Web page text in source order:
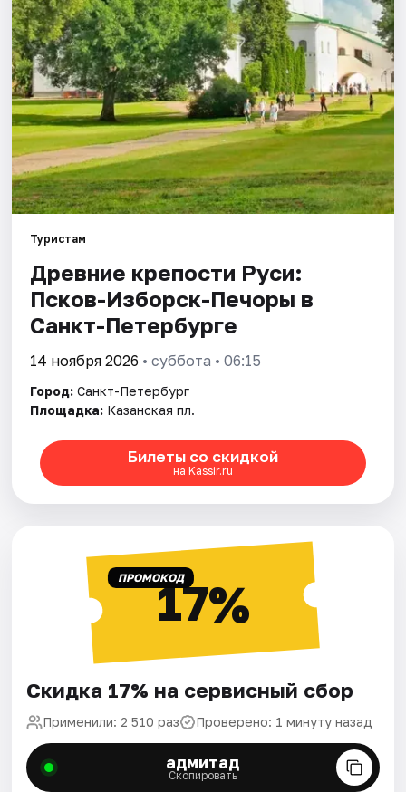
Артисты
Рейтинги
Туристам
Древние крепости Руси:
Псков-Изборск-Печоры в
Санкт-Петербурге
14 ноября 2026 • суббота • 06:15
Город: Санкт-Петербург
Площадка: Казанская пл.
Билеты со скидкой
на Kassir.ru
ПРОМОКОД17%
Скидка 17% на сервисный сбор
Применили: 2 510 раз Проверено: 1 минуту назад
адмитад
Скопировать